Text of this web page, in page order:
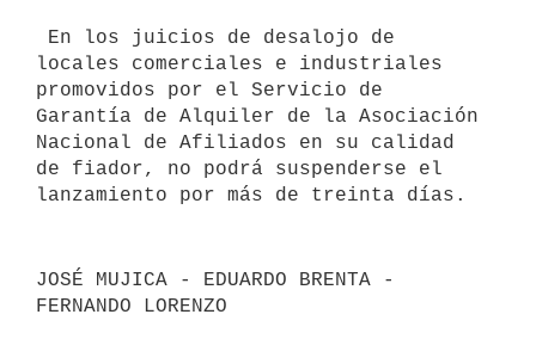
locales comerciales e industriales
promovidos por el Servicio de
Garantía de Alquiler de la Asociación
Nacional de Afiliados en su calidad
de fiador, no podrá suspenderse el
lanzamiento por más de treinta días.
JOSÉ MUJICA - EDUARDO BRENTA -
FERNANDO LORENZO